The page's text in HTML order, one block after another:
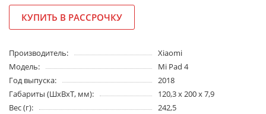
КУПИТЬ В РАССРОЧКУ
Производитель:
Xiaomi
Модель:
Mi Pad 4
Год выпуска:
2018
Габариты (ШхВхТ, мм):
120,3 x 200 x 7,9
Вес (г):
242,5